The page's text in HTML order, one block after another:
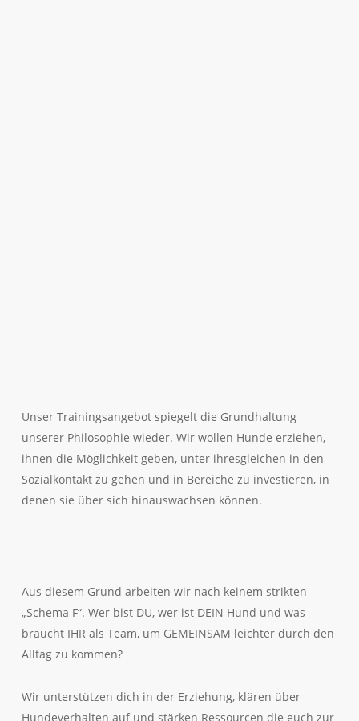
Unser Trainingsangebot spiegelt die Grundhaltung
unserer Philosophie wieder. Wir wollen Hunde erziehen,
ihnen die Möglichkeit geben, unter ihresgleichen in den
Sozialkontakt zu gehen und in Bereiche zu investieren, in
denen sie über sich hinauswachsen können.
Aus diesem Grund arbeiten wir nach keinem strikten
„Schema F“. Wer bist DU, wer ist DEIN Hund und was
braucht IHR als Team, um GEMEINSAM leichter durch den
Alltag zu kommen?
Wir unterstützen dich in der Erziehung, klären über
Hundeverhalten auf und stärken Ressourcen die euch zur